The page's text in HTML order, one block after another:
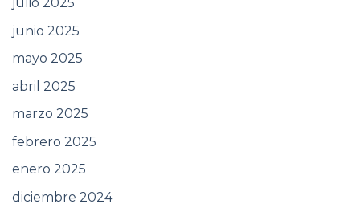
junio 2025
mayo 2025
abril 2025
marzo 2025
febrero 2025
enero 2025
diciembre 2024